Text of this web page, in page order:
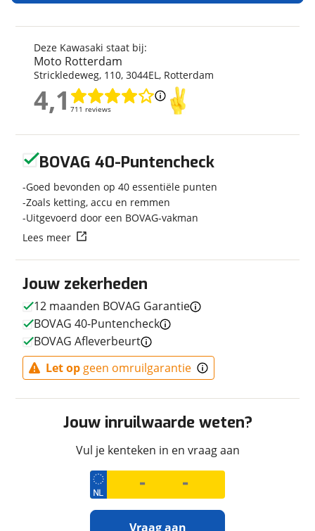
Merk
Kawasaki
Model
Kenteken
Bouwjaar
2026
Modeljaar
2026
Naked
Geschikt voor
A rijbewijs
Soort voertuig
Motor
Techniek
Vermogen
Afmetingen en gewicht
Maximaal toelaatbaar
216 kg
Zwart
Zwart BK2
Deze Kawasaki staat bij:
Moto Rotterdam
Strickledeweg, 110, 3044EL, Rotterdam
4,1 711 reviews
4,1
Jouw zekerheden
12 maanden BOVAG Garantie
BOVAG 40-Puntencheck
BOVAG Afleverbeurt
Let op geen omruilgarantie
Jouw inruilwaarde weten?
Vul je kenteken in en vraag aan
Vraag aan
BOVAG 40-Puntencheck
Goed bevonden op 40 essentiële punten
Zoals ketting, accu en remmen
Uitgevoerd door een BOVAG-vakman
Lees meer